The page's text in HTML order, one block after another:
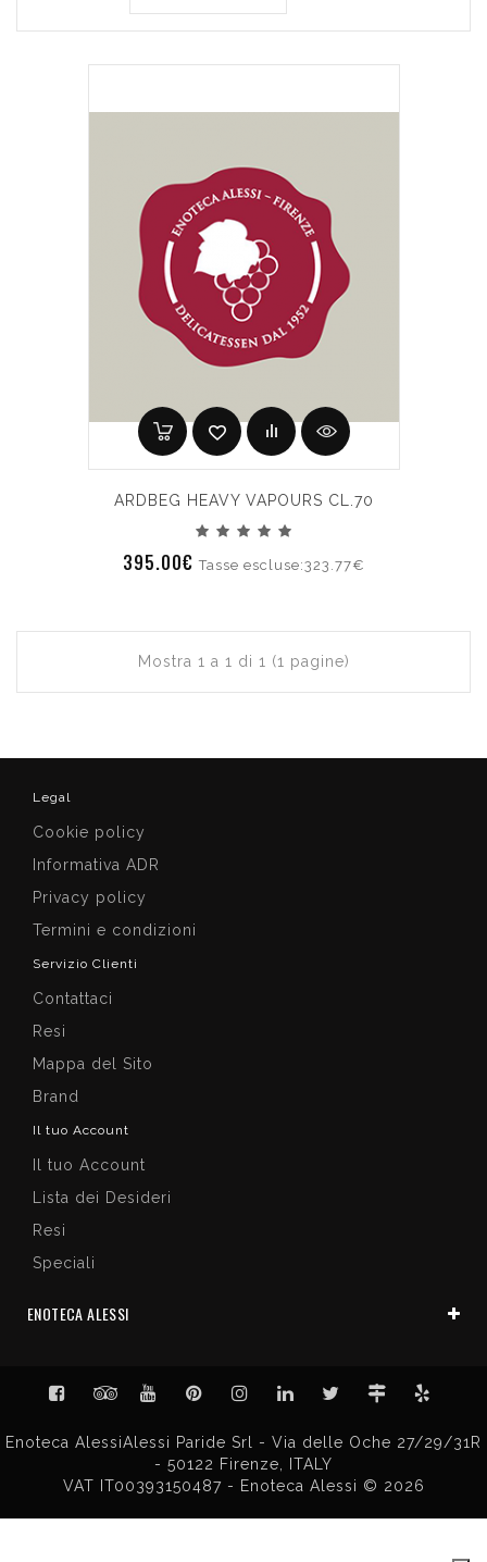
ARDBEG HEAVY VAPOURS CL.70
395.00€Tasse escluse:323.77€
Mostra 1 a 1 di 1 (1 pagine)
Legal
Cookie policy
Informativa ADR
Privacy policy
Termini e condizioni
Servizio Clienti
Contattaci
Resi
Mappa del Sito
Brand
Il tuo Account
Il tuo Account
Lista dei Desideri
Resi
Speciali
ENOTECA ALESSI
Enoteca AlessiAlessi Paride Srl - Via delle Oche 27/29/31R
- 50122 Firenze, ITALY
VAT IT00393150487 - Enoteca Alessi © 2026